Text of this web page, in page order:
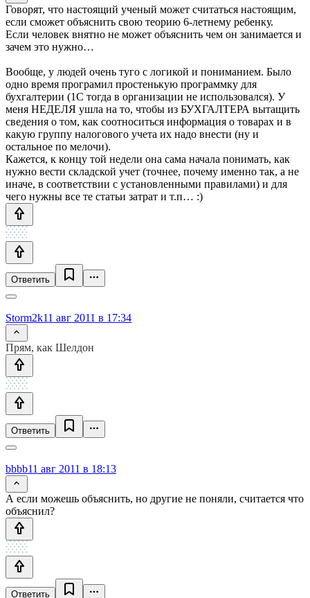
Говорят, что настоящий ученый может считаться настоящим,
если сможет объяснить свою теорию 6-летнему ребенку.
Если человек внятно не может объяснить чем он занимается и
зачем это нужно…
Вообще, у людей очень туго с логикой и пониманием. Было
одно время програмил простенькую программку для
бухгалтерии (1С тогда в организации не использовался). У
меня НЕДЕЛЯ ушла на то, чтобы из БУХГАЛТЕРА вытащить
сведения о том, как соотноситься информация о товарах и в
какую группу налогового учета их надо внести (ну и
остальное по мелочи).
Кажется, к концу той недели она сама начала понимать, как
нужно вести складской учет (точнее, почему именно так, а не
иначе, в соответствии с установленными правилами) и для
чего нужны все те статьи затрат и т.п… :)
Ответить
Storm2k11 авг 2011 в 17:34
Прям, как Шелдон
Ответить
bbbb11 авг 2011 в 18:13
А если можешь объяснить, но другие не поняли, считается что
объяснил?
Ответить